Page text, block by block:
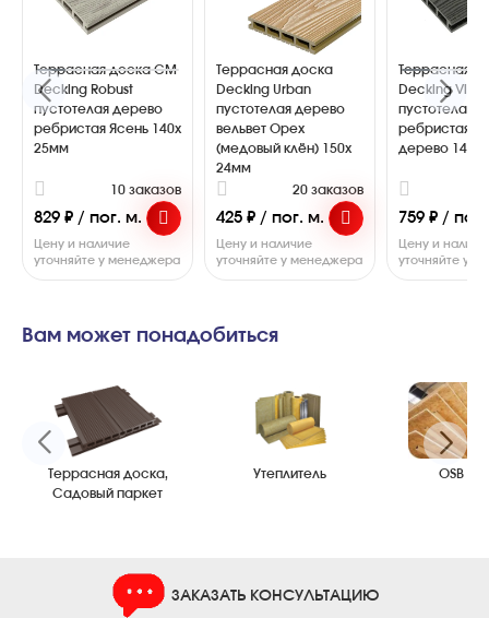
Террасная доска CM
Decking Robust
пустотелая дерево
ребристая Ясень 140х
25мм
10 заказов
829 ₽ / пог. м.
Цену и наличие
уточняйте у менеджера
Террасная доска
Decking Urban
пустотелая дерево
вельвет Орех
(медовый клён) 150х
24мм
20 заказов
425 ₽ / пог. м.
Цену и наличие
уточняйте у менеджера
Террасная
Decking
пустотелая
ребристая
дерево 140х
759 ₽ /
Цену и
уточняйте у
Вам может понадобиться
Террасная доска,
Садовый паркет
Утеплитель OSB
ЗАКАЗАТЬ КОНСУЛЬТАЦИЮ